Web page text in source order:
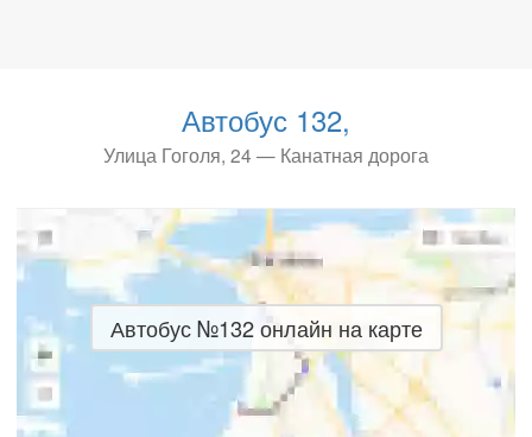
Автобус 132,
Улица Гоголя, 24 — Канатная дорога
Автобус №132 онлайн на карте